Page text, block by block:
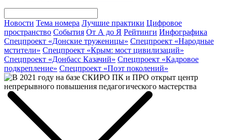
Новости Тема номера Лучшие практики Цифровое
пространство События От А до Я Рейтинги Инфографика
Спецпроект «Донские труженицы» Спецпроект «Народные
мстители» Спецпроект «Крым: мост цивилизаций»
Спецпроект «Донбасс Казачий» Спецпроект «Кадровое
подкрепление» Спецпроект «Поэт поколений»